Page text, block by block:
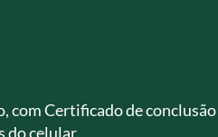
com Certificado de conclusão
do celular.